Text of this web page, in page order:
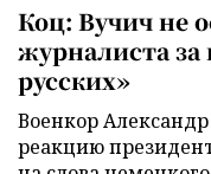
Коц: Вучич не
журналиста за
русских»
Военкор
реакцию